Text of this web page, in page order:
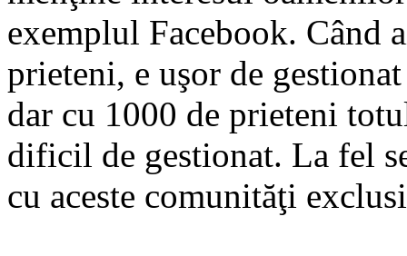
exemplul Facebook. Când
prieteni, e uşor de
dar cu 1000 de prieteni
dificil de gestionat. La fel
cu aceste comunităţi